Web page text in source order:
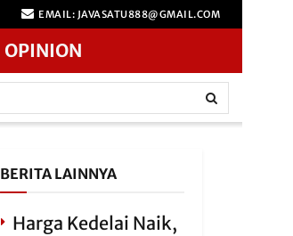
EMAIL: JAVASATU888@GMAIL.COM
OPINION
BERITA LAINNYA
Harga Kedelai Naik,